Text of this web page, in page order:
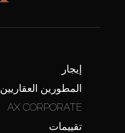
إيجار
المطورين العقاريين
AX CORPORATE
تقييمات